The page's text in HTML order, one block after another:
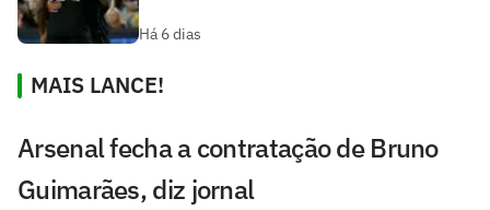
Há 6 dias
MAIS LANCE!
Arsenal fecha a contratação de Bruno
Guimarães, diz jornal